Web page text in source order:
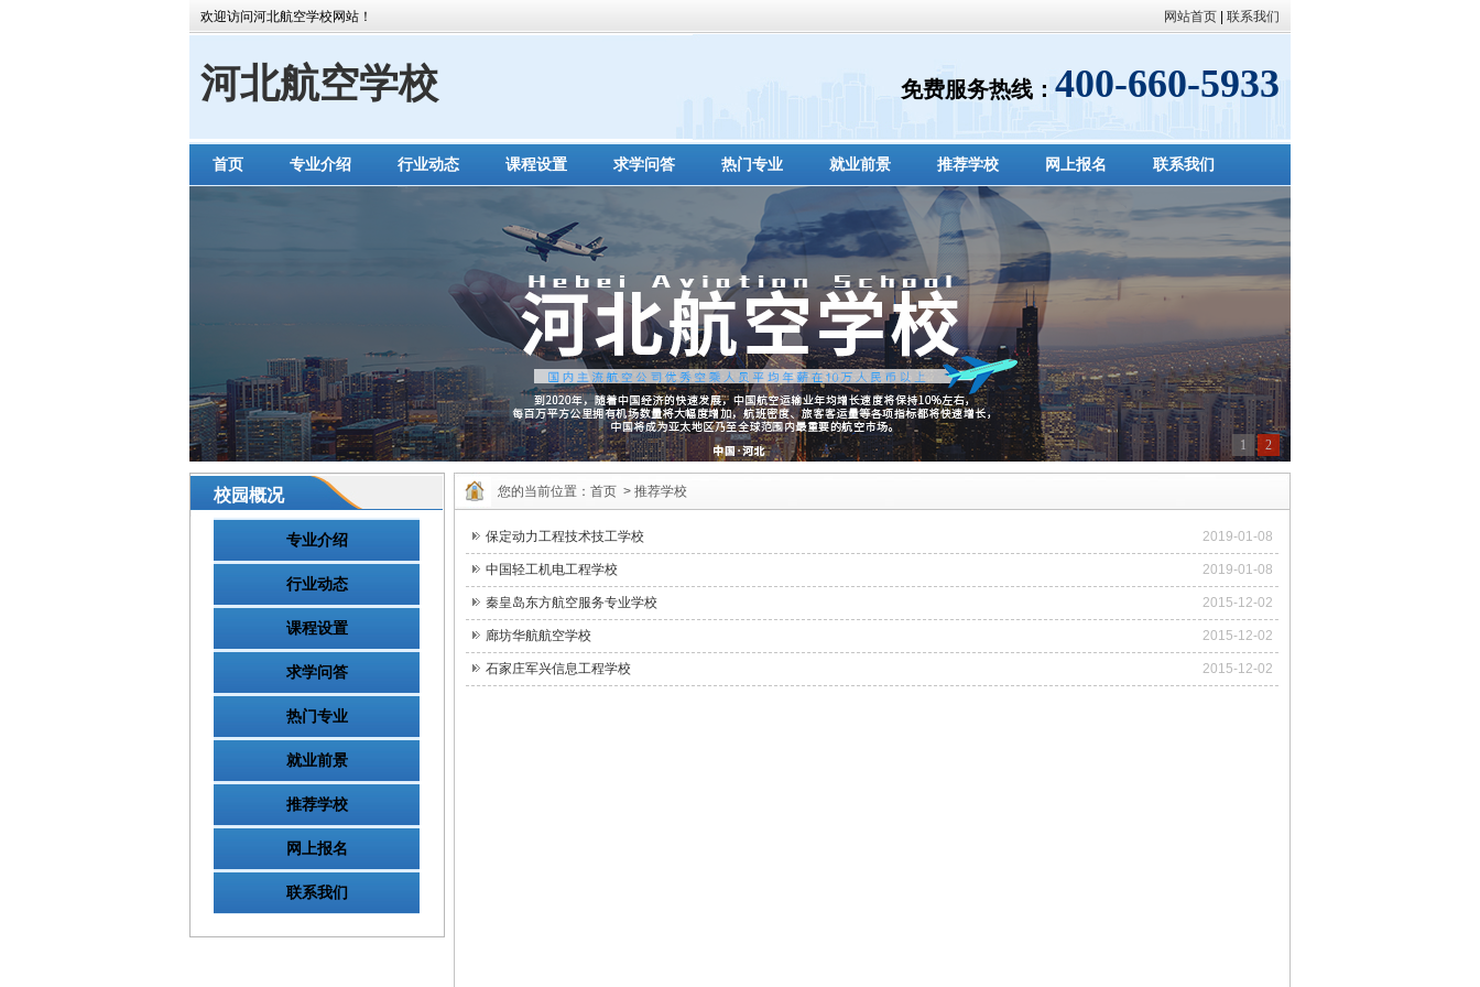
欢迎访问河北航空学校网站！ 网站首页 联系我们
河北航空学校 免费服务热线： 400-660-5933
首页 专业介绍 行业动态 课程设置 求学问答 热门专业 就业前景 推荐学校 网上报名 联系我们
1 2
校园概况
专业介绍
行业动态
课程设置
求学问答
热门专业
就业前景
推荐学校
网上报名
联系我们
您的当前位置： 首页 > 推荐学校
保定动力工程技术技工学校 2019-01-08
中国轻工机电工程学校 2019-01-08
秦皇岛东方航空服务专业学校 2015-12-02
廊坊华航航空学校 2015-12-02
石家庄军兴信息工程学校 2015-12-02